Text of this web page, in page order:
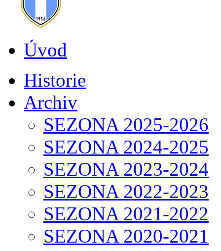
Úvod
Historie
Archiv
SEZONA 2025-2026
SEZONA 2024-2025
SEZONA 2023-2024
SEZONA 2022-2023
SEZONA 2021-2022
SEZONA 2020-2021